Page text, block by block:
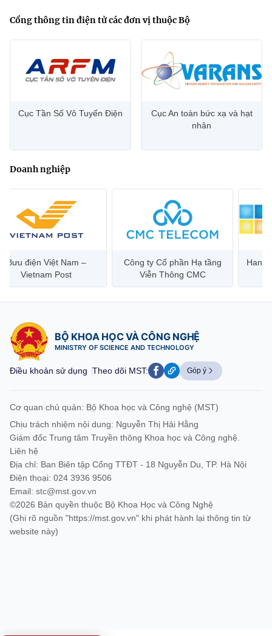
Cổng thông tin điện tử các đơn vị thuộc Bộ
Cục Tần Số Vô Tuyến Điện
Cục An toàn bức xạ và hạt
nhân
Doanh nghiệp
Bưu điện Việt Nam –
Vietnam Post
Công ty Cổ phần Hạ tầng
Viễn Thông CMC
Hanoi
BỘ KHOA HỌC VÀ CÔNG NGHỆ
MINISTRY OF SCIENCE AND TECHNOLOGY
Điều khoản sử dụng Theo dõi MST: Góp ý
Cơ quan chủ quản: Bộ Khoa học và Công nghệ (MST)
Chịu trách nhiệm nội dung: Nguyễn Thị Hải Hằng
Giám đốc Trung tâm Truyền thông Khoa học và Công nghệ.
Liên hệ
Địa chỉ: Ban Biên tập Cổng TTĐT - 18 Nguyễn Du, TP. Hà Nội
Điện thoại: 024 3936 9506
Email: stc@mst.gov.vn
©2026 Bản quyền thuộc Bộ Khoa Học và Công Nghệ
(Ghi rõ nguồn "https://mst.gov.vn" khi phát hành lại thông tin từ
website này)